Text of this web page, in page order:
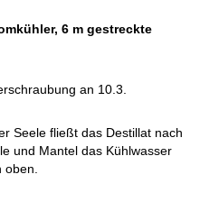
6 m gestreckte
an 10.3.
Seele fließt das Destillat nach
und Mantel das Kühlwasser
oben.